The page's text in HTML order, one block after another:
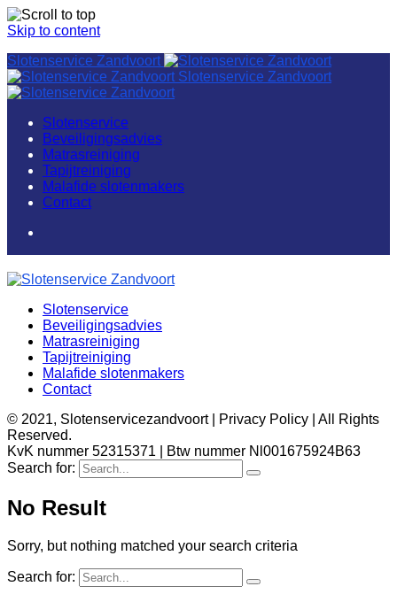
Skip to content
Slotenservice Zandvoort
Slotenservice Zandvoort
Slotenservice
Beveiligingsadvies
Matrasreiniging
Tapijtreiniging
Malafide slotenmakers
Contact
Slotenservice
Beveiligingsadvies
Matrasreiniging
Tapijtreiniging
Malafide slotenmakers
Contact
© 2021, Slotenservicezandvoort | Privacy Policy | All Rights
Reserved.
KvK nummer 52315371 | Btw nummer Nl001675924B63
Search for:
No Result
Sorry, but nothing matched your search criteria
Search for: